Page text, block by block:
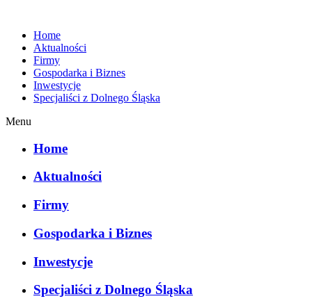
Home
Aktualności
Firmy
Gospodarka i Biznes
Inwestycje
Specjaliści z Dolnego Śląska
Menu
Home
Aktualności
Firmy
Gospodarka i Biznes
Inwestycje
Specjaliści z Dolnego Śląska